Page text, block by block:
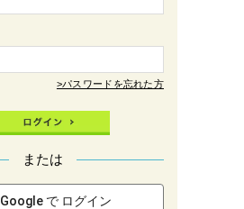
>パスワードを忘れた方
または
Google で ログイン